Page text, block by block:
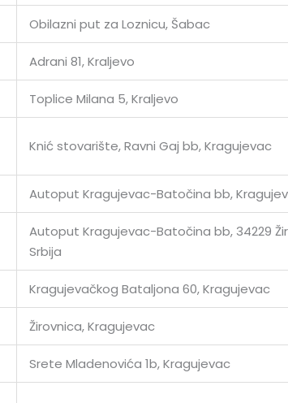
Obilazni put za Loznicu, Šabac
Adrani 81, Kraljevo
Toplice Milana 5, Kraljevo
Knić stovarište, Ravni Gaj bb, Kragujevac
Autoput Kragujevac-Batočina bb,
Autoput Kragujevac-Batočina bb, 34229
Srbija
Kragujevačkog Bataljona 60, Kragujevac
Žirovnica, Kragujevac
Srete Mladenovića 1b, Kragujevac